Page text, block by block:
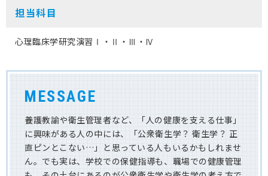
担当科目
心理臨床学研究演習Ⅰ・Ⅱ・Ⅲ・Ⅳ
MESSAGE
養護教諭や衛生管理者など、「人の健康を支える仕事」
に興味がある人の中には、「公衆衛生学？ 衛生学？ 正
直ピンとこない…」と思っている人もいるかもしれませ
ん。でも実は、学校での保健指導も、職場での健康管理